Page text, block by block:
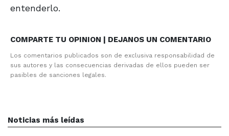
entenderlo.
COMPARTE TU OPINION | DEJANOS UN COMENTARIO
Los comentarios publicados son de exclusiva responsabilidad de
sus autores y las consecuencias derivadas de ellos pueden ser
pasibles de sanciones legales.
Noticias más leídas